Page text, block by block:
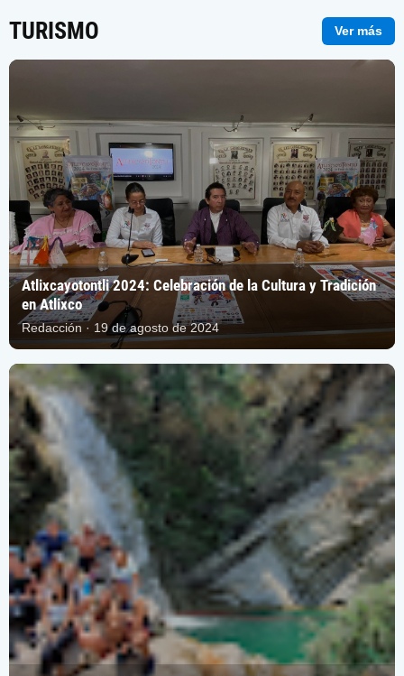
TURISMO Ver más
Atlixcayotontli 2024: Celebración de la Cultura y Tradición
en Atlixco
Redacción · 19 de agosto de 2024